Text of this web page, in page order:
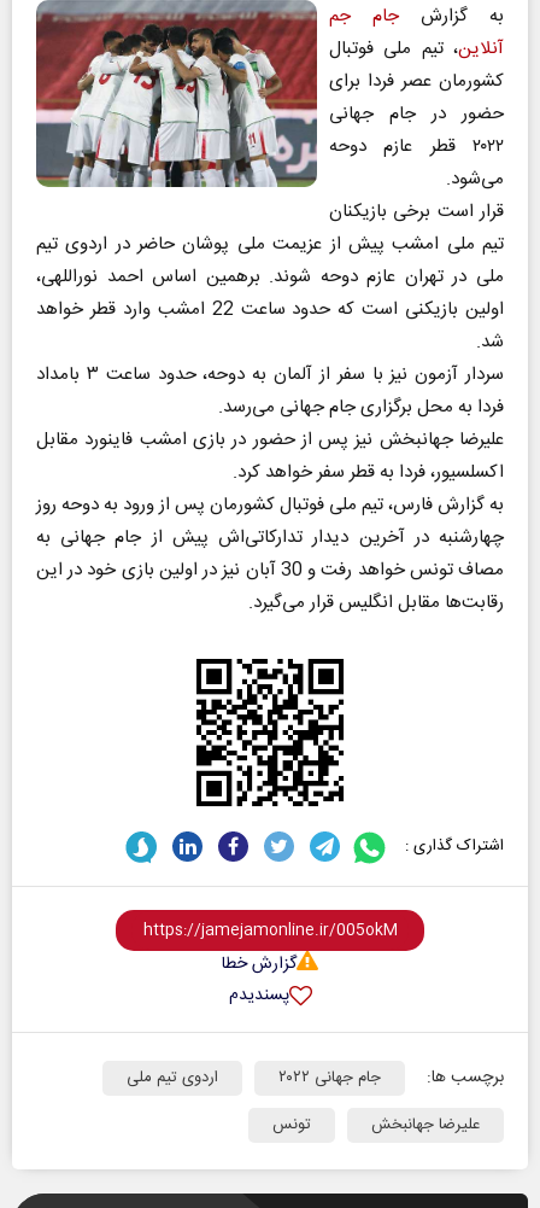
به گزارشجام جم
آنلاین، تیم ملی فوتبال
کشورمان عصر فردا برای
حضور در جام جهانی
۲۰۲۲ قطر عازم دوحه
می‌شود.
قرار است برخی بازیکنان
تیم ملی امشب پیش از عزیمت ملی پوشان حاضر در اردوی تیم
ملی در تهران عازم دوحه شوند‌. برهمین اساس احمد نوراللهی،
اولین بازیکنی است که حدود ساعت 22 امشب وارد قطر خواهد
شد.
سردار آزمون نیز با سفر از آلمان به دوحه، حدود ساعت ۳ بامداد
فردا به محل برگزاری جام جهانی می‌رسد.
علیرضا جهانبخش نیز پس از حضور در بازی امشب فاینورد مقابل
اکسلسیور، فردا به قطر سفر خواهد کرد.
به گزارش فارس، تیم ملی فوتبال کشورمان پس از ورود به دوحه روز
چهارشنبه در آخرین دیدار تدارکاتی‌اش پیش از جام جهانی به
مصاف تونس خواهد رفت و 30 آبان نیز در اولین بازی خود در این
رقابت‌ها مقابل انگلیس قرار می‌گیرد.
اشتراک گذاری :
گزارش خطا
پسندیدم
برچسب ها: جام جهانی ۲۰۲۲
اردوی تیم ملی
علیرضا جهانبخش
تونس